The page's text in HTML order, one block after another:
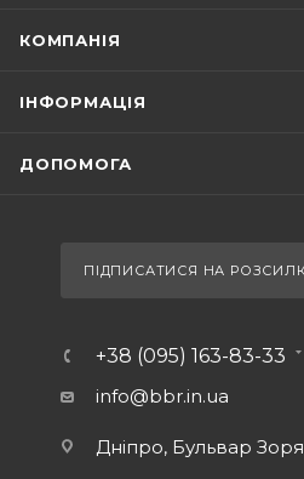
КОМПАНІЯ
ІНФОРМАЦІЯ
ДОПОМОГА
ПІДПИСАТИСЯ НА
+38 (095) 163-83-33
info@bbr.in.ua
Дніпро, Бульвар